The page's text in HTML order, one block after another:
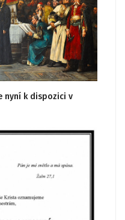
nyní k dispozici v